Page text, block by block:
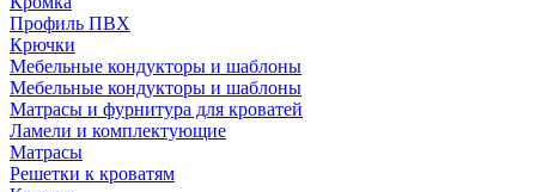
Профиль ПВХ
Крючки
Мебельные кондукторы и шаблоны
Мебельные кондукторы и шаблоны
Матрасы и фурнитура для кроватей
Ламели и комплектующие
Матрасы
Решетки к кроватям